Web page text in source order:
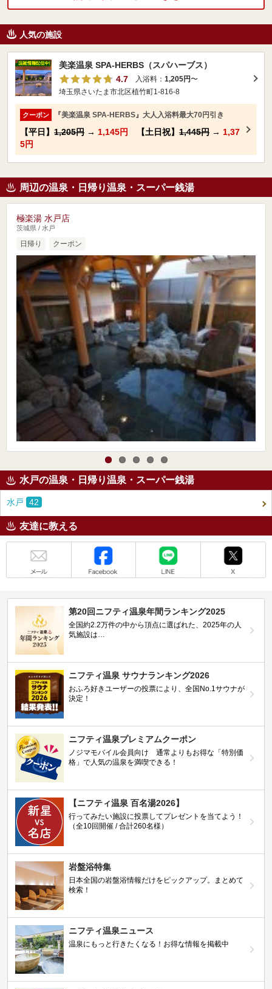
人気の施設
美楽温泉 SPA-HERBS（スパハーブス）
4.7
入浴料： 1,205円〜
埼玉県さいたま市北区植竹町1-816-8
クーポン 『美楽温泉 SPA-HERBS』大人入浴料最大70円引き
【平日】 1,205円 → 1,145円 【土日祝】 1,445円 → 1,37
5円
周辺の温泉・日帰り温泉・スーパー銭湯
極楽湯 水戸店
茨城県 / 水戸
日帰り クーポン
水戸の温泉・日帰り温泉・スーパー銭湯
水戸 42
友達に教える
第20回ニフティ温泉年間ランキング2025
全国約2.2万件の中から頂点に選ばれた、2025年の人
気施設は…
ニフティ温泉 サウナランキング2026
おふろ好きユーザーの投票により、全国No.1サウナが
決定！
ニフティ温泉プレミアムクーポン
ノジマモバイル会員向け 通常よりもお得な「特別価
格」で人気の温泉を満喫できる！
【ニフティ温泉 百名湯2026】
行ってみたい施設に投票してプレゼントを当てよう！
（全10回開催 / 合計260名様）
岩盤浴特集
日本全国の岩盤浴情報だけをピックアップ。まとめて
検索！
ニフティ温泉ニュース
温泉にもっと行きたくなる！お得な情報を掲載中